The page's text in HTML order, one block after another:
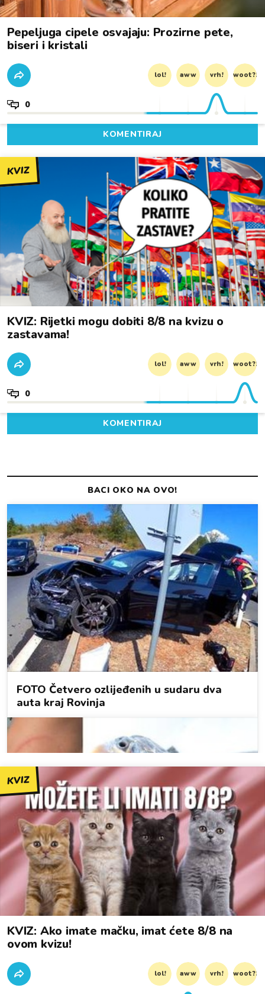
Pepeljuga cipele osvajaju: Prozirne pete,
biseri i kristali
lol! aww vrh! woot?!
0
KOMENTIRAJ
KVIZ
KVIZ: Rijetki mogu dobiti 8/8 na kvizu o
zastavama!
lol! aww vrh! woot?!
0
KOMENTIRAJ
KVIZ
KVIZ: Ako imate mačku, imat ćete 8/8 na
ovom kvizu!
lol! aww vrh! woot?!